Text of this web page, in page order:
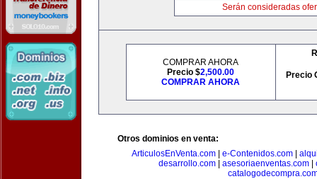
Serán consideradas
COMPRAR AHORA
Precio $2,500.00
COMPRAR AHORA
Precio
Otros dominios en venta:
ArticulosEnVenta.com| e-Contenidos.com|
desarrollo.com| asesoriaenventas.com|